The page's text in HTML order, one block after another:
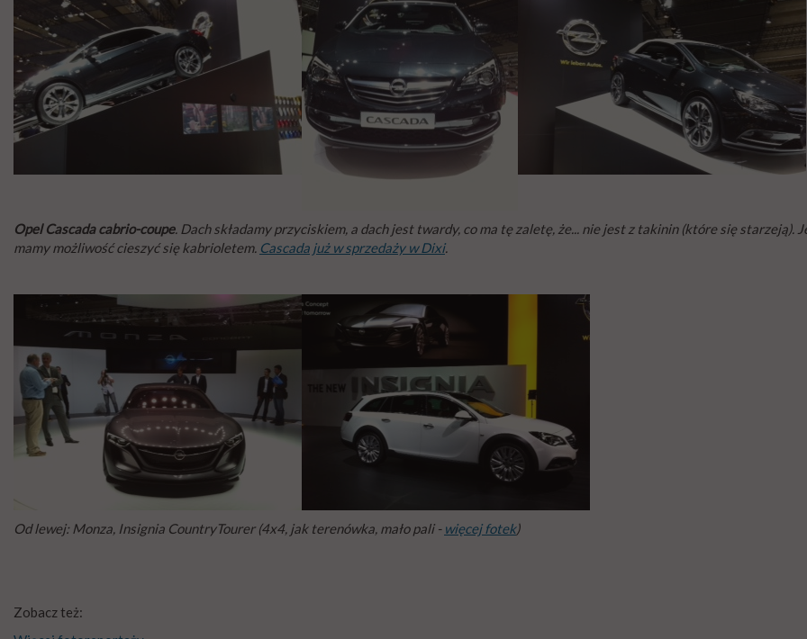
Opel Cascada cabrio-coupe. Dach składamy przyciskiem, a dach jest twardy, co ma tę zaletę, że... nie jest z takinin (które się starzeją).
mamy możliwość cieszyć się kabrioletem. Cascada już w sprzedaży w Dixi.
Od lewej: Monza, Insignia CountryTourer (4x4, jak terenówka, mało pali - więcej fotek)
Zobacz też: